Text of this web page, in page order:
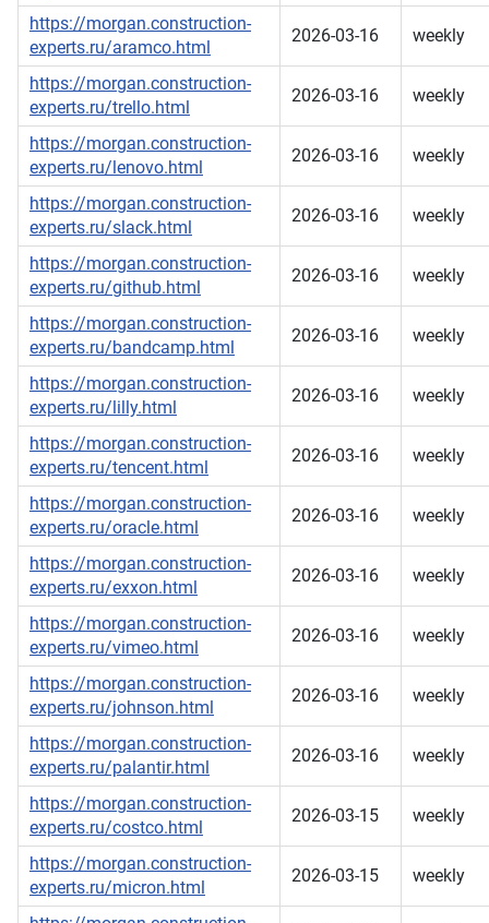
https://morgan.construction-
experts.ru/aramco.html
2026-03-16 weekly
https://morgan.construction-
experts.ru/trello.html
2026-03-16 weekly
https://morgan.construction-
experts.ru/lenovo.html
2026-03-16 weekly
https://morgan.construction-
experts.ru/slack.html
2026-03-16 weekly
https://morgan.construction-
experts.ru/github.html
2026-03-16 weekly
https://morgan.construction-
experts.ru/bandcamp.html
2026-03-16 weekly
https://morgan.construction-
experts.ru/lilly.html
2026-03-16 weekly
https://morgan.construction-
experts.ru/tencent.html
2026-03-16 weekly
https://morgan.construction-
experts.ru/oracle.html
2026-03-16 weekly
https://morgan.construction-
experts.ru/exxon.html
2026-03-16 weekly
https://morgan.construction-
experts.ru/vimeo.html
2026-03-16 weekly
https://morgan.construction-
experts.ru/johnson.html
2026-03-16 weekly
https://morgan.construction-
experts.ru/palantir.html
2026-03-16 weekly
https://morgan.construction-
experts.ru/costco.html
2026-03-15 weekly
https://morgan.construction-
experts.ru/micron.html
2026-03-15 weekly